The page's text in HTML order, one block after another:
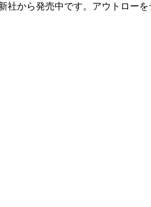
社から発売中です。アウトロー